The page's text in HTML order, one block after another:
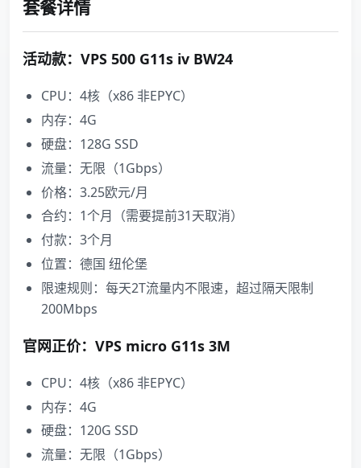
套餐详情
活动款：VPS 500 G11s iv BW24
CPU：4核（x86 非EPYC）
内存：4G
硬盘：128G SSD
流量：无限（1Gbps）
价格：3.25欧元/月
合约：1个月（需要提前31天取消）
付款：3个月
位置：德国 纽伦堡
限速规则：每天2T流量内不限速，超过隔天限制
200Mbps
官网正价：VPS micro G11s 3M
CPU：4核（x86 非EPYC）
内存：4G
硬盘：120G SSD
流量：无限（1Gbps）